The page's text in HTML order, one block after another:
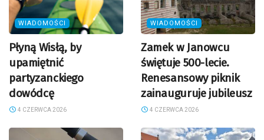
WIADOMOŚCI
Płyną Wisłą, by
upamiętnić
partyzanckiego
dowódcę
4 CZERWCA 2026
WIADOMOŚCI
Zamek w Janowcu
świętuje 500-lecie.
Renesansowy piknik
zainauguruje jubileusz
4 CZERWCA 2026